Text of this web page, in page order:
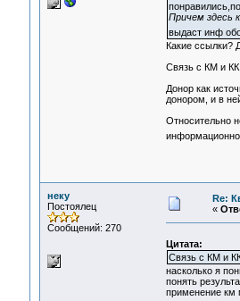
Причем здесь
выдаст инф
Какие ссылки?
Связь с КМ и
Донор как
донором, и в
Относительно
информационно
неку
Постоялец
Сообщений: 270
Re:
«
Цитата:
Связь с КМ и
насколько я
понять
применение км